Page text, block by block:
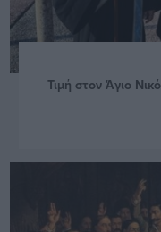
Τιμή στον Άγιο